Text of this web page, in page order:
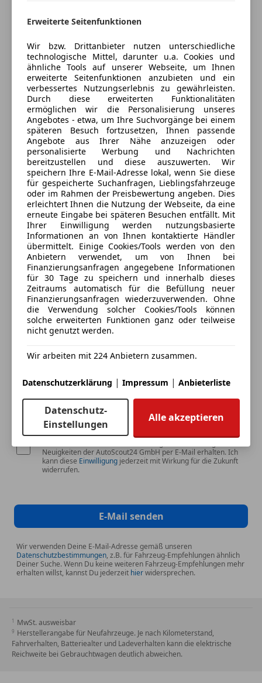
Traktionskontrolle
Zentralverriegelung
Zentralverriegelung mit Funkfernbedienung
Extras
Elektronische Parkbremse
Schaltwippen
Spoiler
Sportfahrwerk
Sportsitze
Tuning
der Garage und hat nie Winter gesehen.
Die Originalfarbe ist Weiß.
Besichtigung und Probefahrt sind nach Absprache
jederzeit möglich. Bei Fragen einfach anrufen: +43
664 595 7141.
Anbieter kontaktieren
Deine Nachricht
3 ähnliche Fahrzeuge gefunden
Ich erlaube den Händlern dieser
Fahrzeuge mich zu kontaktieren.
Dein Name
Neuigkeiten der AutoScout24 GmbH per E-Mail erhalten. Ich
kann diese Einwilligung jederzeit mit Wirkung für die Zukunft
widerrufen.
E-Mail senden
Wir verwenden Deine E-Mail-Adresse gemäß unseren
Datenschutzbestimmungen, z.B. für Fahrzeug-Empfehlungen ähnlich
Deiner Suche. Wenn Du keine weiteren Fahrzeug-Empfehlungen mehr
erhalten willst, kannst Du jederzeit hierwidersprechen.
MwSt. ausweisbar
Herstellerangabe für Neufahrzeuge. Je nach Kilometerstand,
Fahrverhalten, Batteriealter und Ladeverhalten kann die elektrische
Reichweite bei Gebrauchtwagen deutlich abweichen.
Erweiterte Seitenfunktionen
Wir bzw. Drittanbieter nutzen unterschiedliche
technologische Mittel, darunter u.a. Cookies und
ähnliche Tools auf unserer Webseite, um Ihnen
erweiterte Seitenfunktionen anzubieten und ein
verbessertes Nutzungserlebnis zu gewährleisten.
Durch diese erweiterten Funktionalitäten
ermöglichen wir die Personalisierung unseres
Angebotes - etwa, um Ihre Suchvorgänge bei einem
späteren Besuch fortzusetzen, Ihnen passende
Angebote aus Ihrer Nähe anzuzeigen oder
personalisierte Werbung und Nachrichten
bereitzustellen und diese auszuwerten. Wir
speichern Ihre E-Mail-Adresse lokal, wenn Sie diese
für gespeicherte Suchanfragen, Lieblingsfahrzeuge
oder im Rahmen der Preisbewertung angeben. Dies
erleichtert Ihnen die Nutzung der Webseite, da eine
erneute Eingabe bei späteren Besuchen entfällt. Mit
Ihrer Einwilligung werden nutzungsbasierte
Informationen an von Ihnen kontaktierte Händler
übermittelt. Einige Cookies/Tools werden von den
Anbietern verwendet, um von Ihnen bei
Finanzierungsanfragen angegebene Informationen
für 30 Tage zu speichern und innerhalb dieses
Zeitraums automatisch für die Befüllung neuer
Finanzierungsanfragen wiederzuverwenden. Ohne
die Verwendung solcher Cookies/Tools können
solche erweiterten Funktionen ganz oder teilweise
nicht genutzt werden.
Wir arbeiten mit 224 Anbietern zusammen.
Datenschutzerklärung | Impressum | Anbieterliste
Datenschutz-
Einstellungen
Alle akzeptieren